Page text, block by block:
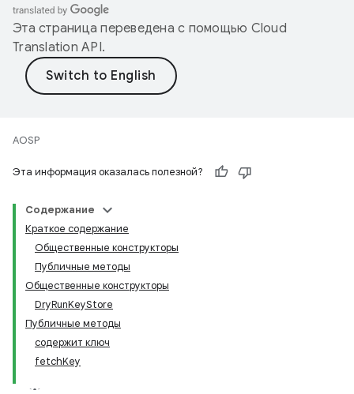
Эта страница переведена с помощью Cloud
Translation API.
AOSP
Эта информация оказалась полезной?
Содержание
Краткое содержание
Общественные конструкторы
Публичные методы
Общественные конструкторы
DryRunKeyStore
Публичные методы
содержит ключ
fetchKey